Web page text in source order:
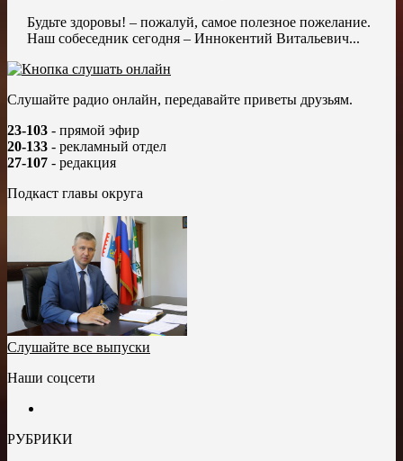
Будьте здоровы! – пожалуй, самое полезное пожелание.
Наш собеседник сегодня – Иннокентий Витальевич...
Слушайте радио онлайн, передавайте приветы друзьям.
23-103 - прямой эфир
20-133 - рекламный отдел
27-107 - редакция
Подкаст главы округа
Слушайте все выпуски
Наши соцсети
РУБРИКИ